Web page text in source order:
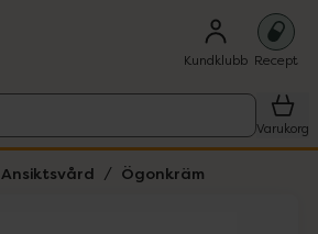
Kundklubb Recept
Varukorg
Ansiktsvård Ögonkräm